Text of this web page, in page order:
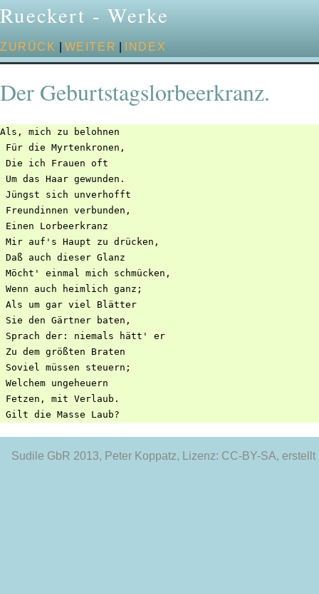
Rueckert - Werke
ZURÜCK WEITER INDEX
Der Geburtstagslorbeerkranz.
Als, mich zu belohnen
Für die Myrtenkronen,
Die ich Frauen oft
Um das Haar gewunden.
Jüngst sich unverhofft
Freundinnen verbunden,
Einen Lorbeerkranz
Mir auf's Haupt zu drücken,
Daß auch dieser Glanz
Möcht' einmal mich schmücken,
Wenn auch heimlich ganz;
Als um gar viel Blätter
Sie den Gärtner baten,
Sprach der: niemals hätt' er
Zu dem größten Braten
Soviel müssen steuern;
Welchem ungeheuern
Fetzen, mit Verlaub.
Sudile GbR 2013, Peter Koppatz, Lizenz: CC-BY-SA,